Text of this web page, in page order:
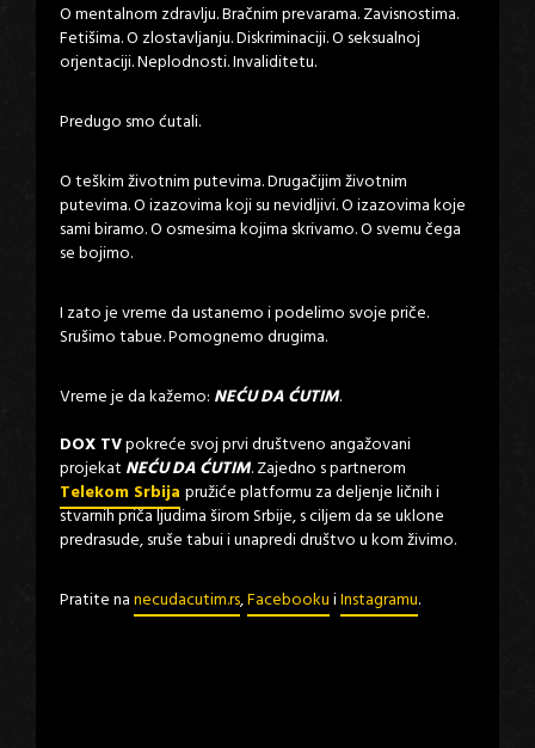
O mentalnom zdravlju. Bračnim prevarama. Zavisnostima.
Fetišima. O zlostavljanju. Diskriminaciji. O seksualnoj
orjentaciji. Neplodnosti. Invaliditetu.
Predugo smo ćutali.
O teškim životnim putevima. Drugačijim životnim
putevima. O izazovima koji su nevidljivi. O izazovima koje
sami biramo. O osmesima kojima skrivamo. O svemu čega
se bojimo.
I zato je vreme da ustanemo i podelimo svoje priče.
Srušimo tabue. Pomognemo drugima.
Vreme je da kažemo: NEĆU DA ĆUTIM.
DOX TVpokreće svoj prvi društveno angažovani
projekat NEĆU DA ĆUTIM. Zajedno s partnerom
Telekom Srbija pružiće platformu za deljenje ličnih i
stvarnih priča ljudima širom Srbije, s ciljem da se uklone
predrasude, sruše tabui i unapredi društvo u kom živimo.
Pratite nanecudacutim.rs,FacebookuiInstagramu.